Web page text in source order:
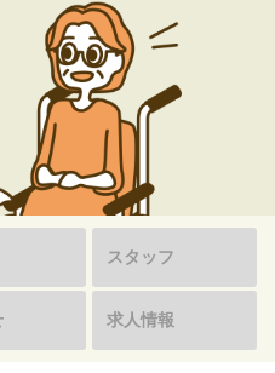
スタッフ
求人情報